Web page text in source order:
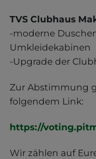
TVS Clubhaus
-moderne
Umkleidekabinen
-Upgrade der
Zur Abstimmung
folgendem Link:
https://
Wir zählen auf